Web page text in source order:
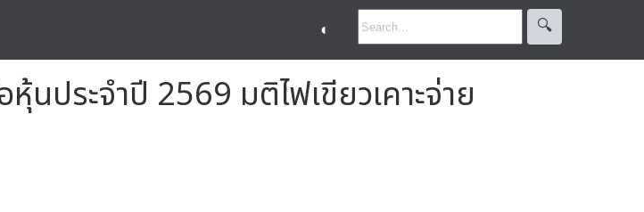
◐ 🔍︎
นประจำปี 2569 มติไฟเขียวเคาะจ่าย